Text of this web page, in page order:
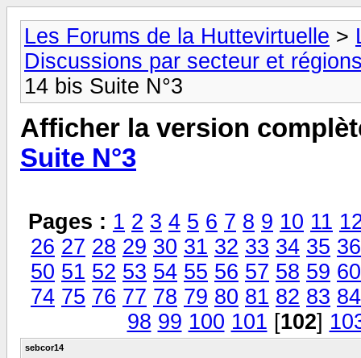
Les Forums de la Huttevirtuelle >
Discussions par secteur et
14 bis Suite N°3
Afficher la version
Suite N°3
Pages : 1 2 3 4 5 6 7 8 9 10 11
26 27 28 29 30 31 32 33 34 35 36
50 51 52 53 54 55 56 57 58 59 60
74 75 76 77 78 79 80 81 82 83 84
98 99 100 101 [102]
sebcor14